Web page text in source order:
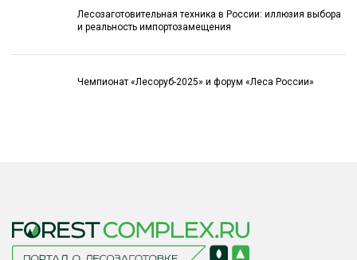
Лесозаготовительная техника в России: иллюзия выбора
и реальность импортозамещения
Чемпионат «Лесоруб-2025» и форум «Леса России»